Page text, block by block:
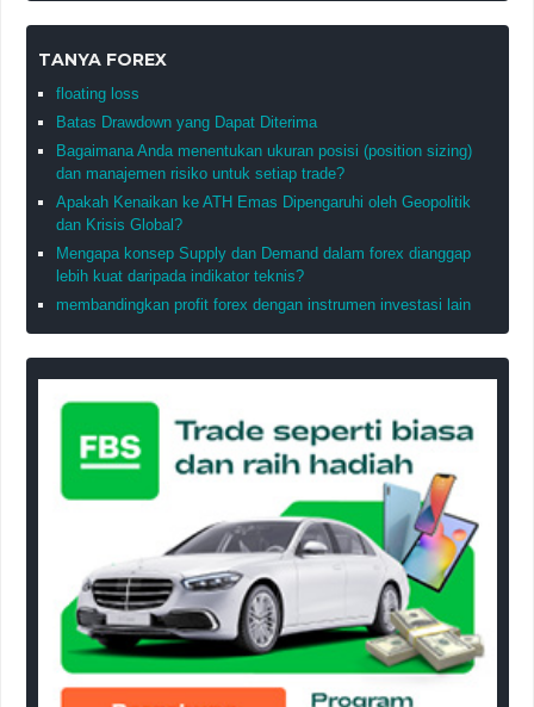
TANYA FOREX
floating loss
Batas Drawdown yang Dapat Diterima
Bagaimana Anda menentukan ukuran posisi (position sizing)
dan manajemen risiko untuk setiap trade?
Apakah Kenaikan ke ATH Emas Dipengaruhi oleh Geopolitik
dan Krisis Global?
Mengapa konsep Supply dan Demand dalam forex dianggap
lebih kuat daripada indikator teknis?
membandingkan profit forex dengan instrumen investasi lain